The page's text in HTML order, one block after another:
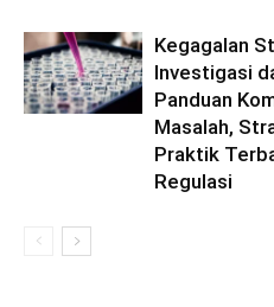
Kegagalan
Investigasi
Panduan
Masalah,
Praktik
Regulasi